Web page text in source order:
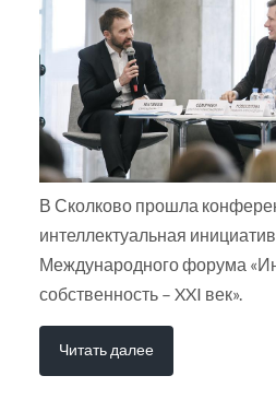
В Сколково прошла
интеллектуальная
Международного форума
собственность – XXI век».
Читать далее